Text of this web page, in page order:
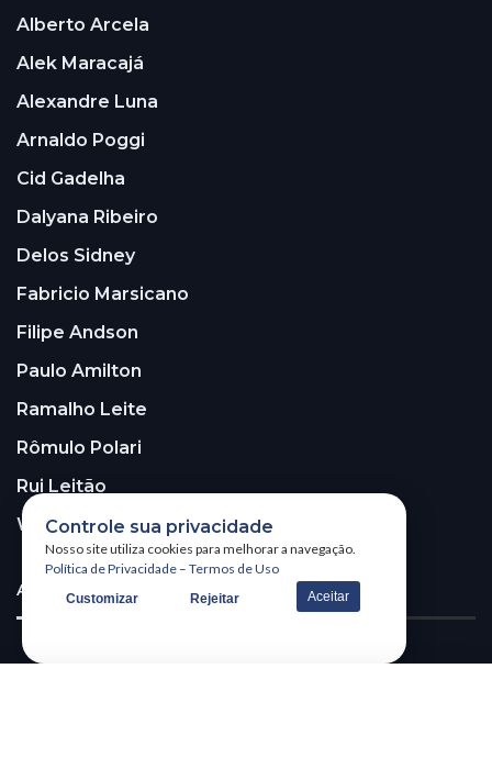
Alberto Arcela
Alek Maracajá
Alexandre Luna
Arnaldo Poggi
Cid Gadelha
Dalyana Ribeiro
Delos Sidney
Fabricio Marsicano
Filipe Andson
Paulo Amilton
Ramalho Leite
Rômulo Polari
Rui Leitão
Walter Santos
ASSINE A NOSSA NEWSLETTER!
Controle sua privacidade
Nosso site utiliza cookies para melhorar a navegação.
Política de Privacidade – Termos de Uso
Customizar Rejeitar Aceitar